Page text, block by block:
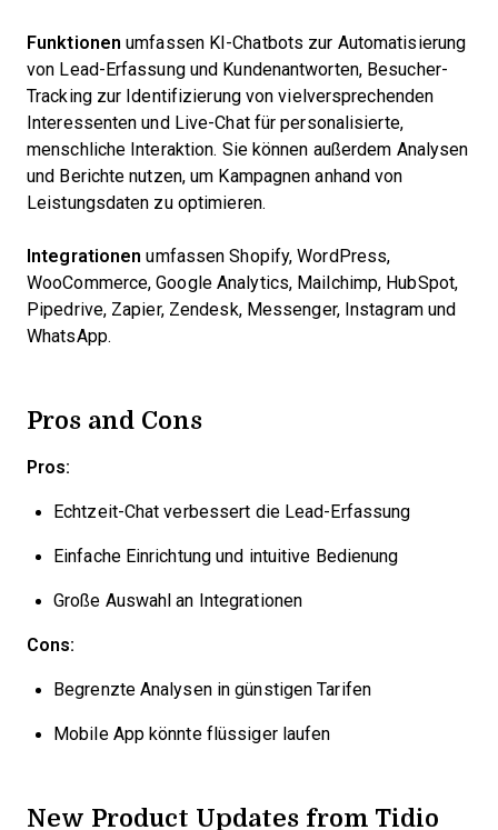
Funktionen umfassen KI-Chatbots zur Automatisierung
von Lead-Erfassung und Kundenantworten, Besucher-
Tracking zur Identifizierung von vielversprechenden
Interessenten und Live-Chat für personalisierte,
menschliche Interaktion. Sie können außerdem Analysen
und Berichte nutzen, um Kampagnen anhand von
Leistungsdaten zu optimieren.
Integrationen umfassen Shopify, WordPress,
WooCommerce, Google Analytics, Mailchimp, HubSpot,
Pipedrive, Zapier, Zendesk, Messenger, Instagram und
WhatsApp.
Pros and Cons
Pros:
Echtzeit-Chat verbessert die Lead-Erfassung
Einfache Einrichtung und intuitive Bedienung
Große Auswahl an Integrationen
Cons:
Begrenzte Analysen in günstigen Tarifen
Mobile App könnte flüssiger laufen
New Product Updates from Tidio